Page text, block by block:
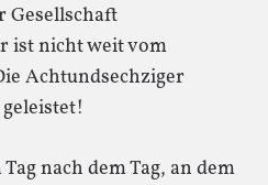
Gesellschaft
ist nicht weit vom
Achtundsechziger
nach dem Tag, an dem